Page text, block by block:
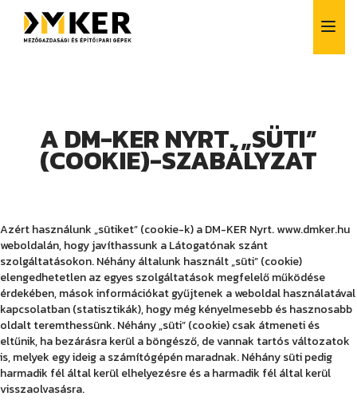
Bérlés
Finanszírozás
Szerviz
Vásárlás előtti tanácsadás
Szívesen segítünk!
+36 1 257 6261
info@dmker.hu
Munkatársaink
Rólunk
A DM-KER NYRT.„SÜTI”
(COOKIE)-SZABÁLYZAT
Azért használunk „sütiket” (cookie-k) a DM-KER Nyrt. www.dmker.hu
weboldalán, hogy javíthassunk a Látogatónak szánt
szolgáltatásokon. Néhány általunk használt „süti” (cookie)
elengedhetetlen az egyes szolgáltatások megfelelő működése
érdekében, mások információkat gyűjtenek a weboldal használatával
kapcsolatban (statisztikák), hogy még kényelmesebb és hasznosabb
oldalt teremthessünk. Néhány „süti” (cookie) csak átmeneti és
eltűnik, ha bezárásra kerül a böngésző, de vannak tartós változatok
is, melyek egy ideig a számítógépén maradnak. Néhány süti pedig
harmadik fél által kerül elhelyezésre és a harmadik fél által kerül
visszaolvasásra.